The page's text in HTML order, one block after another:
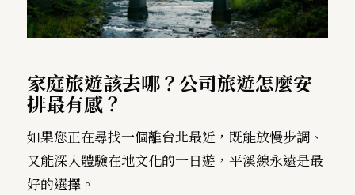
家庭旅遊該去哪？公司旅遊怎麼安
排最有感？
如果您正在尋找一個離台北最近，既能放慢步調、
又能深入體驗在地文化的一日遊，平溪線永遠是最
好的選擇。